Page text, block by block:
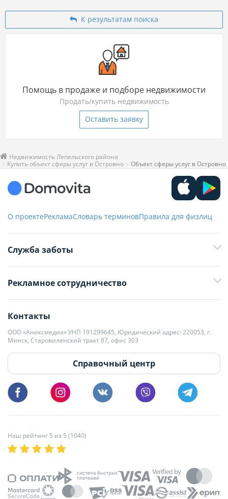
К результатам поиска
Помощь в продаже и подборе недвижимости
Продать/купить недвижимость
Оставить заявку
Недвижимость Лепельского района
Купить объект сферы услуг в Островно
Объект сферы услуг в Островно
О проектеРекламаСловарь терминовПравила для физлиц
Служба заботы
+375 29 376-13-70
+375 33 376-13-70
editor@domovita.by
Мы принимаем звонки и отвечаем на письма в будние дни с 9:00 до
18:00.
Рекламное сотрудничество
+375 29 563-15-61 Кристина Филюта
kb@domovita.by
+375 29 179-11-28 Владислав Гладченко
vg@domovita.by
Пишите и звоните нам в будние дни с 8:00 до 20:00.
Контакты
ООО «Аниксмедиа» УНП 191299645, Юридический адрес: 220053, г.
Минск, Старовиленский тракт 87, офис 303
Справочный центр
Наш рейтинг 5 из 5 (1040)